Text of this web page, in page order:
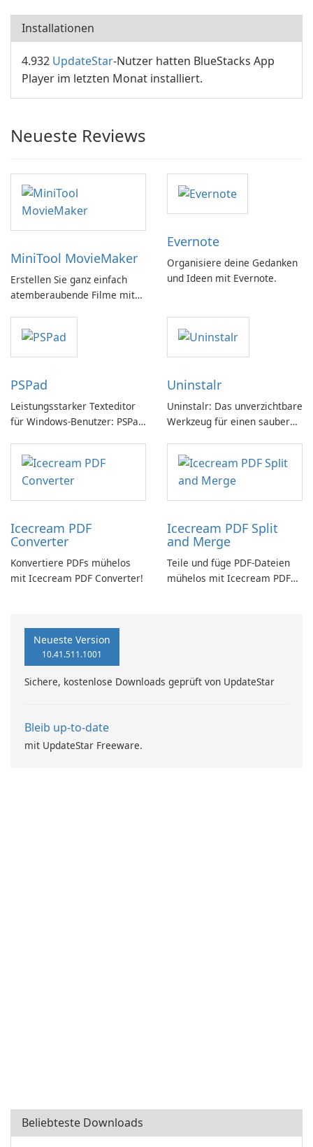
Installationen
4.932 UpdateStar-Nutzer hatten BlueStacks App
Player im letzten Monat installiert.
Neueste Reviews
MiniTool MovieMaker
Erstellen Sie ganz einfach
atemberaubende Filme mit
Evernote
Organisiere deine Gedanken
und Ideen mit Evernote.
PSPad
Leistungsstarker Texteditor
für Windows-Benutzer: PSPad
Uninstalr
Uninstalr: Das unverzichtbare
Werkzeug für einen sauberen
Icecream PDF
Converter
Konvertiere PDFs mühelos
mit Icecream PDF Converter!
Icecream PDF Split
and Merge
Teile und füge PDF-Dateien
mühelos mit Icecream PDF
Neueste Version
10.41.511.1001
Sichere, kostenlose Downloads geprüft von UpdateStar
Bleib up-to-date
mit UpdateStar Freeware.
Beliebteste Downloads